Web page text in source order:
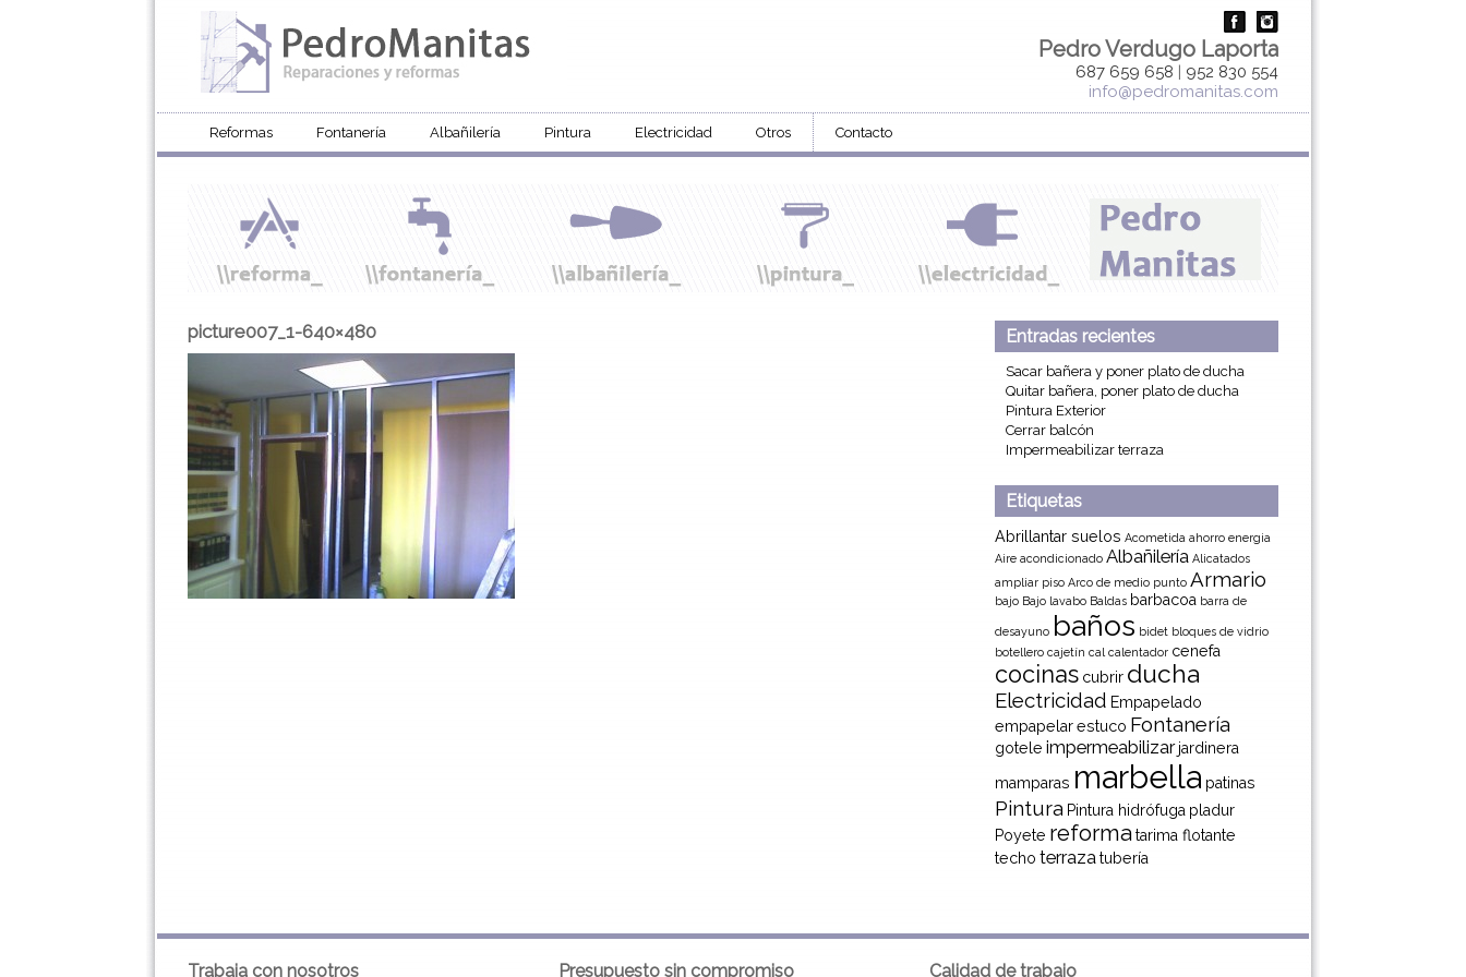
Pedro Verdugo Laporta
687 659 658 | 952 830 554
info@pedromanitas.com
Reformas Fontanería Albañilería Pintura Electricidad Otros Contacto
picture007_1-640×480 Entradas recientes
Sacar bañera y poner plato de ducha
Quitar bañera, poner plato de ducha
Pintura Exterior
Cerrar balcón
Impermeabilizar terraza
Etiquetas
Abrillantar suelos Acometida ahorro energia
Aire acondicionado Albañilería Alicatados
ampliar piso Arco de medio punto Armario
bajo Bajo lavabo Baldas barbacoa barra de
desayuno baños bidet bloques de vidrio
botellero cajetín cal calentador cenefa
cocinas cubrir ducha
Electricidad Empapelado
empapelarestuco Fontanería
gotele impermeabilizar jardinera
mamparas marbella patinas
Pintura Pintura hidrófuga pladur
Poyete reformatarima flotante
techo terrazatubería
Trabaja con nosotros Presupuesto sin compromiso Calidad de trabajo